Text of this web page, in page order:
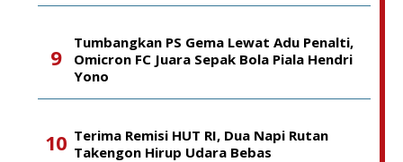
Tumbangkan PS Gema Lewat Adu Penalti,
Omicron FC Juara Sepak Bola Piala Hendri
Yono
Terima Remisi HUT RI, Dua Napi Rutan
Takengon Hirup Udara Bebas